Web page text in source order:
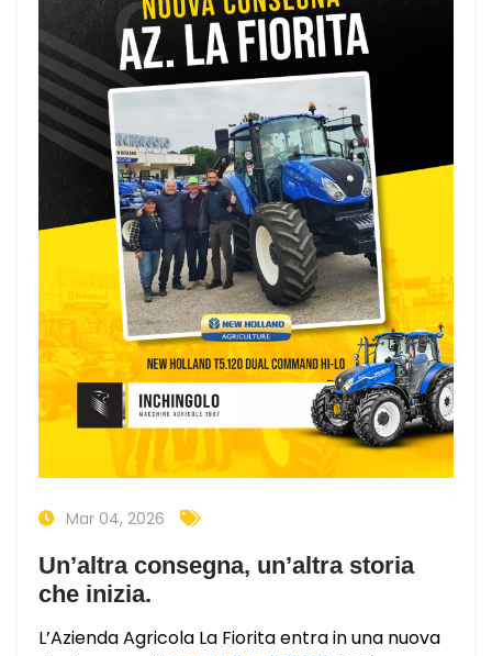
Mar 04, 2026
Un’altra consegna, un’altra storia
che inizia.
L’Azienda Agricola La Fiorita entra in una nuova